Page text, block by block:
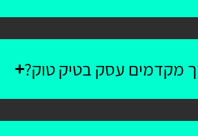
מקדמים עסק בטיק טוק?